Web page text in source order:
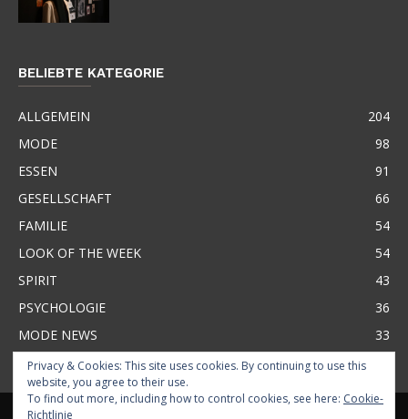
BELIEBTE KATEGORIE
ALLGEMEIN
204
MODE
98
ESSEN
91
GESELLSCHAFT
66
FAMILIE
54
LOOK OF THE WEEK
54
SPIRIT
43
PSYCHOLOGIE
36
MODE NEWS
33
KONTAKT
Privacy & Cookies: This site uses cookies. By continuing to use this
website, you agree to their use.
To find out more, including how to control cookies, see here: Cookie-
Richtlinie